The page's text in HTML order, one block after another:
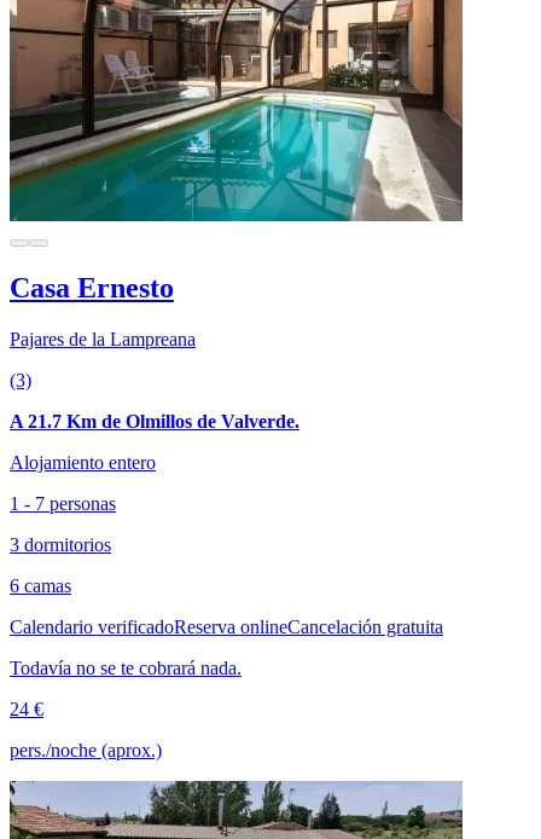
Casa Ernesto
Pajares de la Lampreana
(3)
A 21.7 Km de Olmillos de Valverde.
Alojamiento entero
1 - 7 personas
3 dormitorios
6 camas
Calendario verificadoReserva onlineCancelación gratuita
Todavía no se te cobrará nada.
24 €
pers./noche (aprox.)